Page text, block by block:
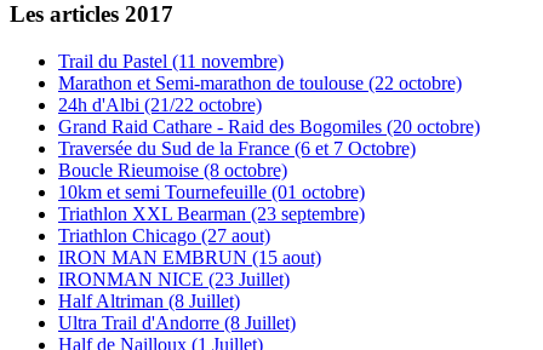
Les articles 2017
Trail du Pastel (11 novembre)
Marathon et Semi-marathon de toulouse (22 octobre)
24h d'Albi (21/22 octobre)
Grand Raid Cathare - Raid des Bogomiles (20 octobre)
Traversée du Sud de la France (6 et 7 Octobre)
Boucle Rieumoise (8 octobre)
10km et semi Tournefeuille (01 octobre)
Triathlon XXL Bearman (23 septembre)
Triathlon Chicago (27 aout)
IRON MAN EMBRUN (15 aout)
IRONMAN NICE (23 Juillet)
Half Altriman (8 Juillet)
Ultra Trail d'Andorre (8 Juillet)
Half de Nailloux (1 Juillet)